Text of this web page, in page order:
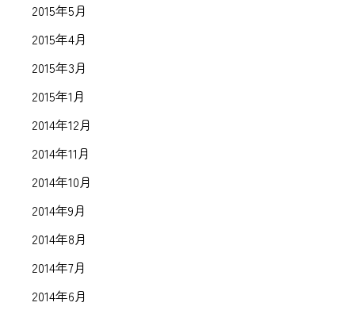
2015年5月
2015年4月
2015年3月
2015年1月
2014年12月
2014年11月
2014年10月
2014年9月
2014年8月
2014年7月
2014年6月